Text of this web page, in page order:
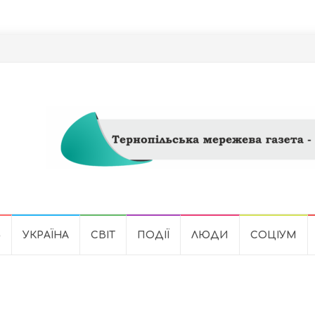
УКРАЇНА СВІТ ПОДІЇ ЛЮДИ СОЦІУМ